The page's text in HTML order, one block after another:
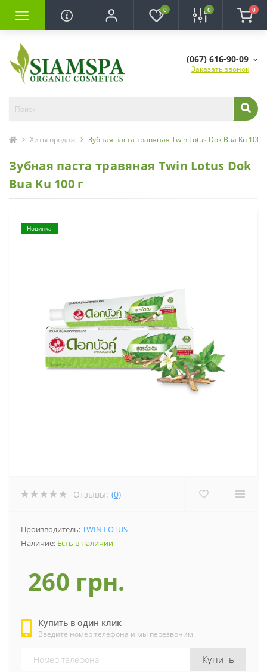
0 0 0
(067) 616-90-09
Заказать звонок
Хиты продаж Зубная паста травяная Twin Lotus Dok Bua Ku 100 г
Зубная паста травяная Twin Lotus Dok
Bua Ku 100 г
Новинка
Отзывы: (0)
Производитель:TWIN LOTUS
Наличие: Есть в наличии
260 грн.
Купить в один клик
Введите номер телефона и мы перезвоним
Купить